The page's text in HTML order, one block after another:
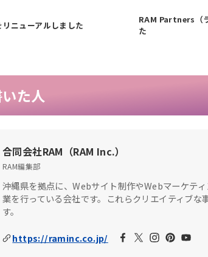
ニューアルしました
RAM Partners（
た
た人
合同会社RAM（RAM Inc.）
RAM編集部
沖縄県を拠点に、Webサイト制作やWebマーケテ
業を行っている会社です。これらクリエイティブな
す。
https://raminc.co.jp/